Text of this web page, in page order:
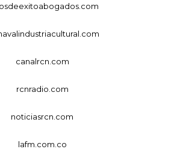
canalrcn.com
rcnradio.com
noticiasrcn.com
lafm.com.co